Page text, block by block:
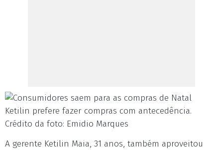
Ketilin prefere fazer compras com antecedência.
Crédito da foto: Emidio Marques
A gerente Ketilin Maia, 31 anos, também aproveitou